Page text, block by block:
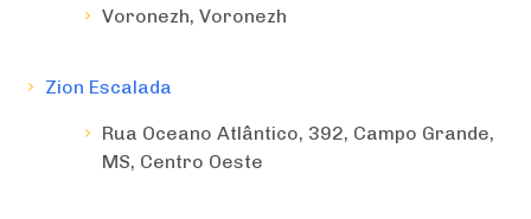
Voronezh, Voronezh
Zion Escalada
Rua Oceano Atlântico, 392, Campo Grande,
MS, Centro Oeste